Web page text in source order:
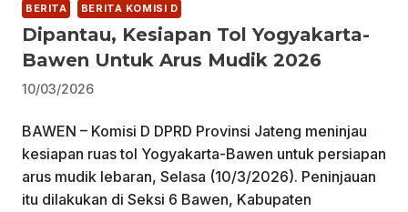
BERITA BERITA KOMISI D
Dipantau, Kesiapan Tol Yogyakarta-
Bawen Untuk Arus Mudik 2026
10/03/2026
BAWEN – Komisi D DPRD Provinsi Jateng meninjau
kesiapan ruas tol Yogyakarta-Bawen untuk persiapan
arus mudik lebaran, Selasa (10/3/2026). Peninjauan
itu dilakukan di Seksi 6 Bawen, Kabupaten